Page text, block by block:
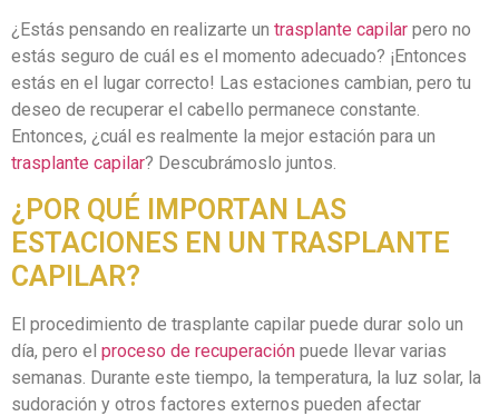
¿Estás pensando en realizarte un trasplante capilar pero no
estás seguro de cuál es el momento adecuado? ¡Entonces
estás en el lugar correcto! Las estaciones cambian, pero tu
deseo de recuperar el cabello permanece constante.
Entonces, ¿cuál es realmente la mejor estación para un
trasplante capilar? Descubrámoslo juntos.
¿POR QUÉ IMPORTAN LAS
ESTACIONES EN UN TRASPLANTE
CAPILAR?
El procedimiento de trasplante capilar puede durar solo un
día, pero el proceso de recuperación puede llevar varias
semanas. Durante este tiempo, la temperatura, la luz solar, la
sudoración y otros factores externos pueden afectar